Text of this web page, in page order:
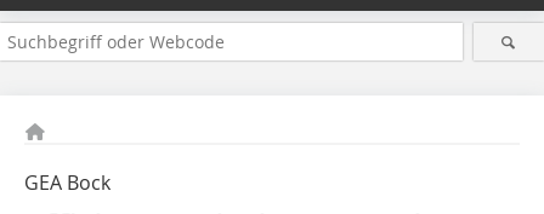
GEA Bock